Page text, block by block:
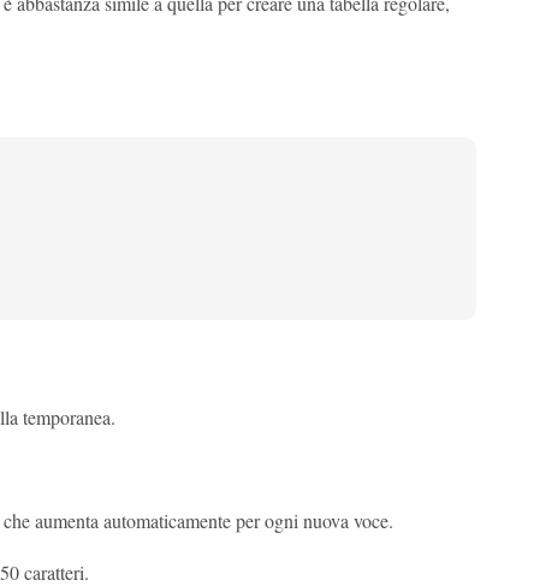
temporanea.
aumenta automaticamente per ogni nuova voce.
caratteri.